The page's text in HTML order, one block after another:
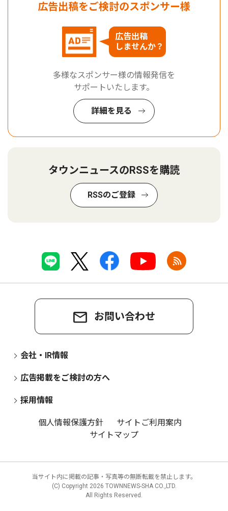
広告出稿をご検討のスポンサー様
広告出稿
しませんか？
多様なスポンサー様の情報発信を
サポートいたします。
詳細を見る
タウンニュースのRSSを購読
RSSのご登録
お問い合わせ
会社・IR情報
広告掲載をご検討の方へ
採用情報
個人情報保護方針
サイトご利用案内
サイトマップ
当サイト内に掲載の記事・写真等の無断転載を禁止します。
(C) Copyright 2026 TOWNNEWS-SHA CO.,LTD.
All Rights Reserved.